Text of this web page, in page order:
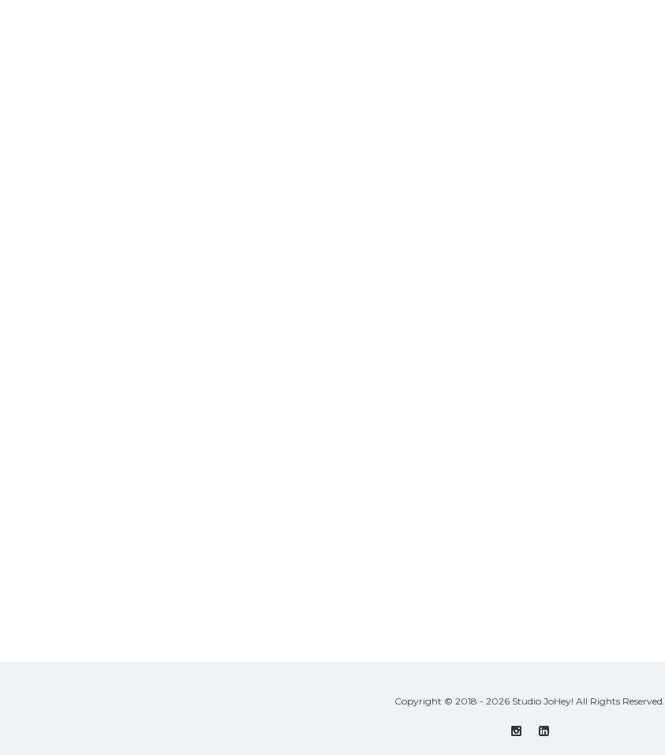
Copyright © 2018 - 2026 Studio JoHey! All Rights Reserved.